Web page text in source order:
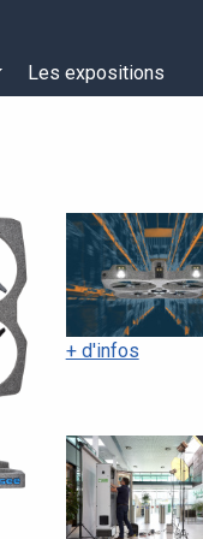
Les expositions
+ d'infos